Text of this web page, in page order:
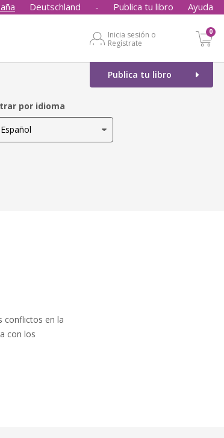
Deutschland - Publica tu libro Ayuda
Inicia sesión o
Regístrate
0
Publica tu libro
por idioma
conflictos en la
con los